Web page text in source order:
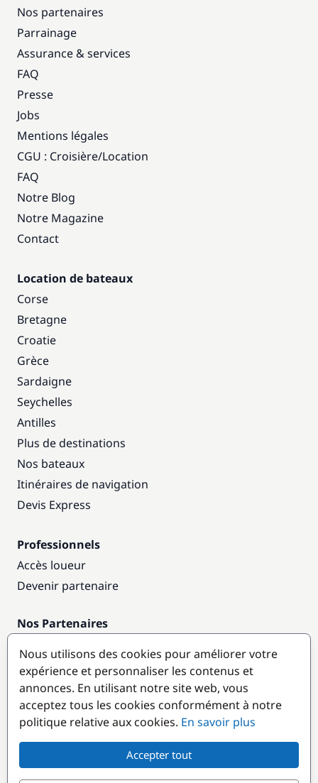
Nos partenaires
Parrainage
Assurance & services
FAQ
Presse
Jobs
Mentions légales
CGU : Croisière/Location
FAQ
Notre Blog
Notre Magazine
Contact
Location de bateaux
Corse
Bretagne
Croatie
Grèce
Sardaigne
Seychelles
Antilles
Plus de destinations
Nos bateaux
Itinéraires de navigation
Devis Express
Professionnels
Accès loueur
Devenir partenaire
Nos Partenaires
Destinations populaires
Nous utilisons des cookies pour améliorer votre
expérience et personnaliser les contenus et
annonces. En utilisant notre site web, vous
acceptez tous les cookies conformément à notre
politique relative aux cookies. En savoir plus
Accepter tout